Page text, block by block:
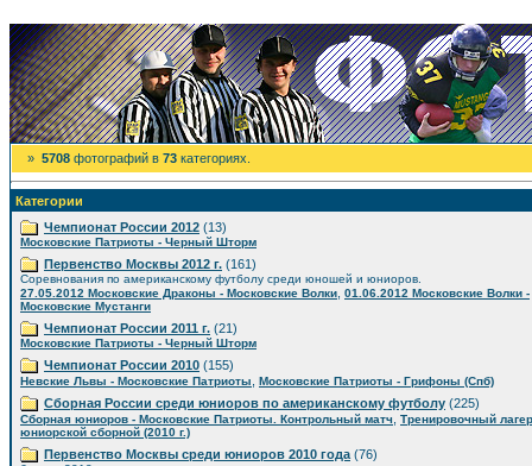
» 5708 фотографий в 73 категориях.
Категории
Чемпионат России 2012 (13)
Московские Патриоты - Черный Шторм
Первенство Москвы 2012 г. (161)
Соревнования по американскому футболу среди юношей и юниоров.
27.05.2012 Московские Драконы - Московские Волки 01.06.2012 Московские Волки -
Московские Мустанги
Чемпионат России 2011 г. (21)
Московские Патриоты - Черный Шторм
Чемпионат России 2010 (155)
Невские Львы - Московские Патриоты Московские Патриоты - Грифоны (Спб)
Сборная России среди юниоров по американскому футболу (225)
Сборная юниоров - Московские Патриоты. Контрольный матч Тренировочный
юниорской сборной (2010 г.)
Первенство Москвы среди юниоров 2010 года (76)